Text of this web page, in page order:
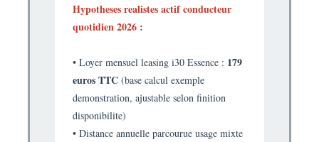
Hypotheses realistes actif conducteur
quotidien 2026 :
• Loyer mensuel leasing i30 Essence : 179
euros TTC (base calcul exemple
demonstration, ajustable selon finition
disponibilite)
• Distance annuelle parcourue usage mixte